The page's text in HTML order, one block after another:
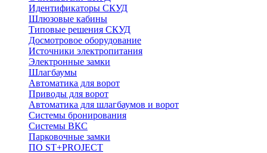
Идентификаторы СКУД
Шлюзовые кабины
Типовые решения СКУД
Досмотровое оборудование
Источники электропитания
Электронные замки
Шлагбаумы
Автоматика для ворот
Приводы для ворот
Автоматика для шлагбаумов и ворот
Системы бронирования
Системы ВКС
Парковочные замки
ПО ST+PROJECT